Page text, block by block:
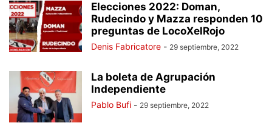
Elecciones 2022: Doman,
Rudecindo y Mazza responden 10
preguntas de LocoXelRojo
Denis Fabricatore - 29 septiembre, 2022
La boleta de Agrupación
Independiente
Pablo Bufi - 29 septiembre, 2022